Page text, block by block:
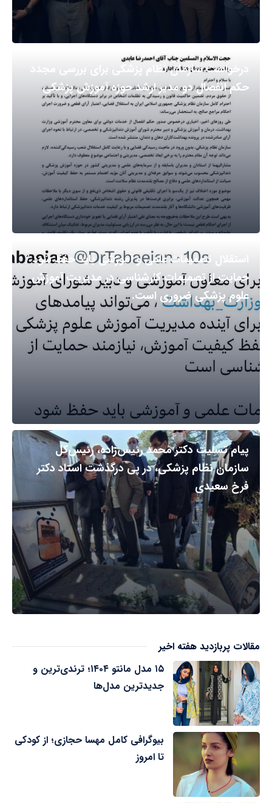
درخواست سازمان نظام پزشکی برای بررسی مجدد
حکم انفصال دو مدیر ارشد حوزه آموزش پزشکی
استقلال تصمیمات علمی و آموزشی باید حفظ شود /
حمایت از تصمیمات کارشناسی در مدیریت آموزش
علوم پزشکی ضروری است.
پیام تسلیت دکتر محمد رئیس‌زاده، رئیس‌کل
سازمان نظام پزشکی، در پی درگذشت استاد دکتر
فرخ سعیدی
مقالات پربازدید هفته اخیر
۱۵ مدل مانتو ۱۴۰۴؛ ترندی‌ترین و
جدیدترین مدل‌ها
بیوگرافی کامل مهسا حجازی؛ از کودکی
تا امروز